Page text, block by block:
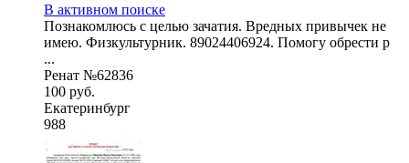
В активном поиске
Познакомлюсь с целью зачатия. Вредных привычек не
имею. Физкультурник. 89024406924. Помогу обрести р
...
Ренат №62836
100 руб.
Екатеринбург
988